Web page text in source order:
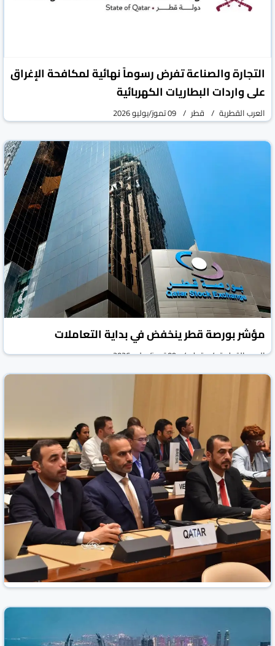
التجارة والصناعة تفرض رسوماً نهائية لمكافحة الإغراق
على واردات البطاريات الكهربائية
العرب القطرية قطر 09 تموز/يوليو 2026
مؤشر بورصة قطر ينخفض في بداية التعاملات
العرب القطرية قطر 09 تموز/يوليو 2026
العرب القطرية قطر 11 تموز/يوليو 2026